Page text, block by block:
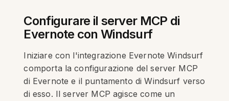
Configurare il server MCP di
Evernote con Windsurf
Iniziare con l'integrazione Evernote Windsurf
comporta la configurazione del server MCP
di Evernote e il puntamento di Windsurf verso
di esso. Il server MCP agisce come un